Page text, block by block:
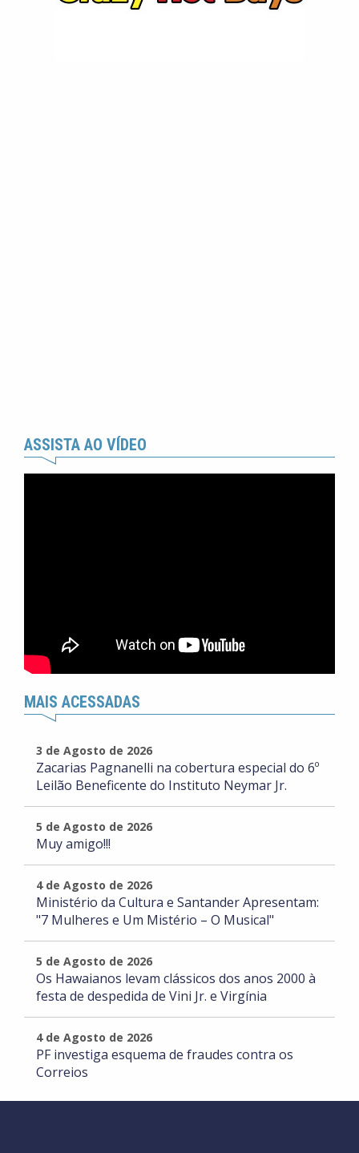
ASSISTA AO VÍDEO
MAIS ACESSADAS
3 de Agosto de 2026
Zacarias Pagnanelli na cobertura especial do 6º
Leilão Beneficente do Instituto Neymar Jr.
5 de Agosto de 2026
Muy amigo!!!
4 de Agosto de 2026
Ministério da Cultura e Santander Apresentam:
"7 Mulheres e Um Mistério – O Musical"
5 de Agosto de 2026
Os Hawaianos levam clássicos dos anos 2000 à
festa de despedida de Vini Jr. e Virgínia
4 de Agosto de 2026
PF investiga esquema de fraudes contra os
Correios